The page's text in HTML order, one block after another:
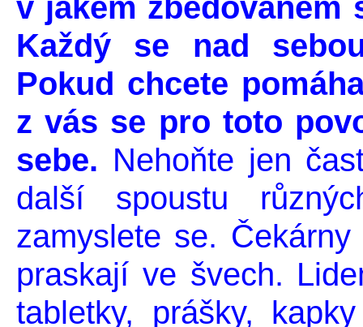
Každý se nad
Pokud chcete
z vás se pro toto
sebe. Nehoňte jen
další spoustu
zamyslete se.
praskají ve švech.
tabletky, prášky,